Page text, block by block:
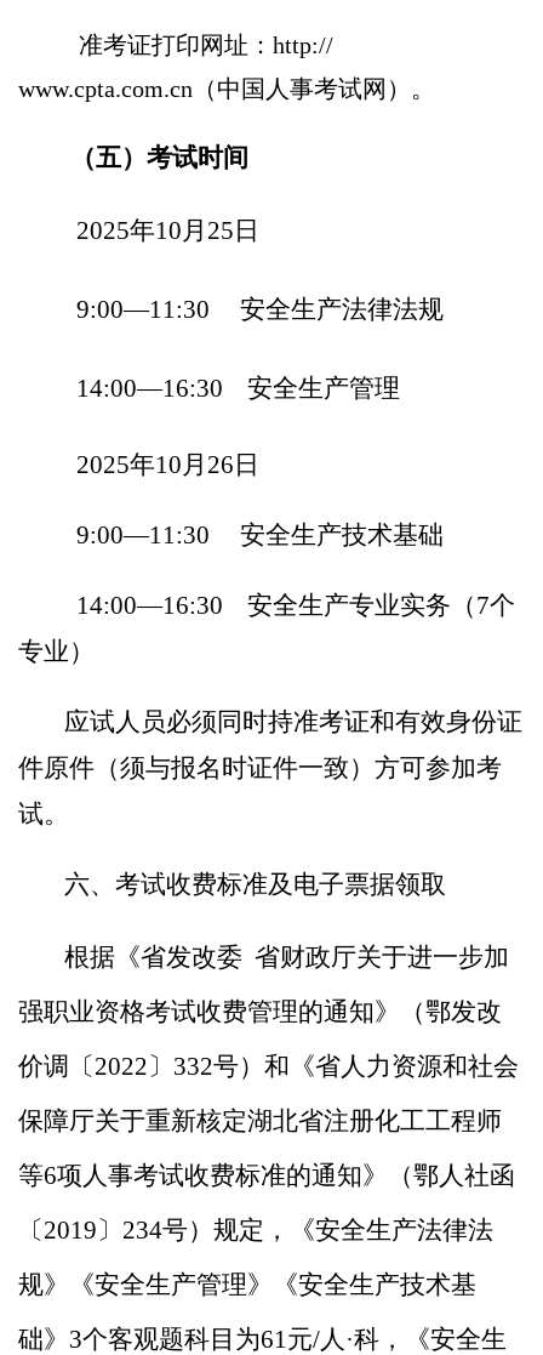
准考证打印网址： http://
www.cpta.com.cn （中国人事考试网）。
（五）考试时间
2025年10月 25 日
9:00—11:30 安全生产法律法规
14:00—16:30 安全生产管理
2025年10月 26 日
9:00—11:30 安全生产技术基础
14:00—16:30 安全生产专业实务（7个
专业）
应试人员必须同时持准考证和有效身份证
件原件（须与报名时证件一致）方可参加考
试。
六、考试收费标准及 电子票据领取
根据《省发改委 省财政厅关于进一步加
强职业资格考试收费管理的通知》（鄂发改
价调〔2022〕332号）和《省人力资源和社会
保障厅关于重新核定湖北省注册化工工程师
等6项人事考试收费标准的通知》（鄂人社函
〔2019〕 234号）规定，
《安全生产法律法
规》《安全生产管理》《安全生产技术基
础》 3个客观题科目为61 元/人 ·科 ，《安全生